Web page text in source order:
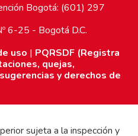
Bogotá: (601) 297
6-25 - Bogotá D.C.
uso | PQRSDF (Registra
quejas,
y derechos de
sujeta a la inspección y